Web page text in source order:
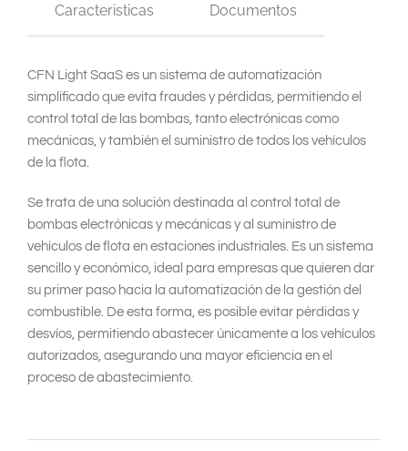
Caracteristicas Documentos
CFN Light SaaS es un sistema de automatización
simplificado que evita fraudes y pérdidas, permitiendo el
control total de las bombas, tanto electrónicas como
mecánicas, y también el suministro de todos los vehículos
de la flota.
Se trata de una solución destinada al control total de
bombas electrónicas y mecánicas y al suministro de
vehículos de flota en estaciones industriales. Es un sistema
sencillo y económico, ideal para empresas que quieren dar
su primer paso hacia la automatización de la gestión del
combustible. De esta forma, es posible evitar pérdidas y
desvíos, permitiendo abastecer únicamente a los vehículos
autorizados, asegurando una mayor eficiencia en el
proceso de abastecimiento.